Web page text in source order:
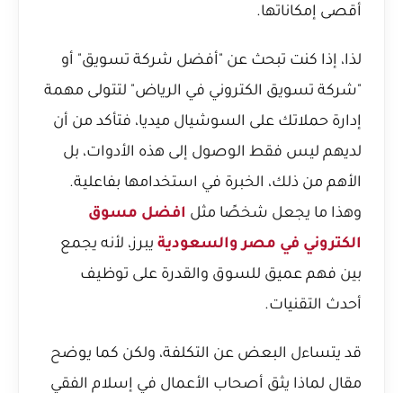
أقصى إمكاناتها.
لذا، إذا كنت تبحث عن "أفضل شركة تسويق" أو
"شركة تسويق الكتروني في الرياض" لتتولى مهمة
إدارة حملاتك على السوشيال ميديا، فتأكد من أن
لديهم ليس فقط الوصول إلى هذه الأدوات، بل
الأهم من ذلك، الخبرة في استخدامها بفاعلية.
وهذا ما يجعل شخصًا مثل افضل مسوق
الكتروني في مصر والسعودية يبرز، لأنه يجمع
بين فهم عميق للسوق والقدرة على توظيف
أحدث التقنيات.
قد يتساءل البعض عن التكلفة، ولكن كما يوضح
مقال لماذا يثق أصحاب الأعمال في إسلام الفقي